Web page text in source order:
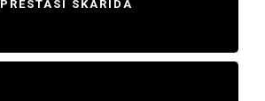
PRESTASI SKARIDA